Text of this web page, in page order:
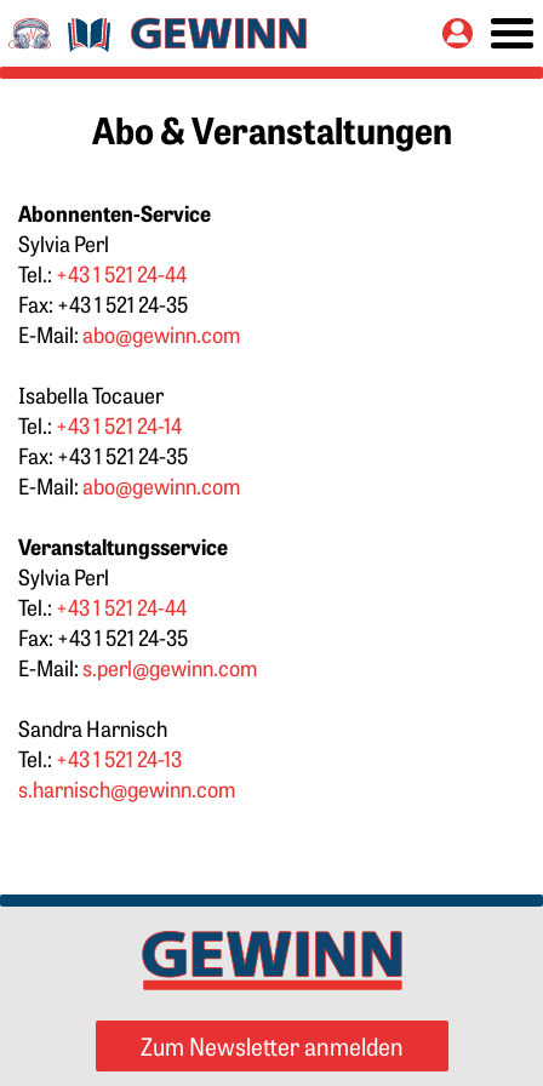
Springe zu:
Abo & Veranstaltungen
Abonnenten-Service
Sylvia Perl
Tel.: +43 1 521 24-44
Fax: +43 1 521 24-35
E-Mail:abo@gewinn.com
Isabella Tocauer
Tel.: +43 1 521 24-14
Fax: +43 1 521 24-35
E-Mail:abo@gewinn.com
Veranstaltungsservice
Sylvia Perl
Tel.: +43 1 521 24-44
Fax: +43 1 521 24-35
E-Mail:s.perl@gewinn.com
Sandra Harnisch
Tel.: +43 1 521 24-13
s.harnisch@gewinn.com
Zum Newsletter anmelden